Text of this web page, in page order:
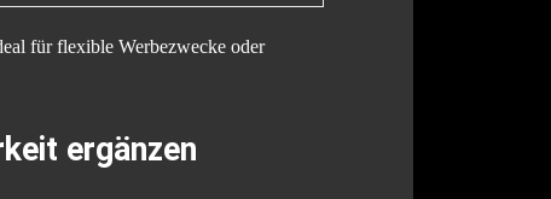
für flexible Werbezwecke oder
ergänzen